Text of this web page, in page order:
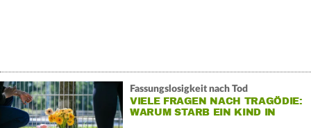
Fassungslosigkeit nach Tod
VIELE FRAGEN NACH TRAGÖDIE:
WARUM STARB EIN KIND IN